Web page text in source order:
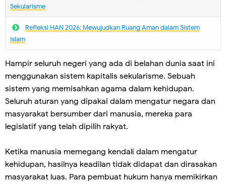
Sekularisme
Refleksi HAN 2026: Mewujudkan Ruang Aman dalam Sistem
Islam
Hampir seluruh negeri yang ada di belahan dunia saat ini
menggunakan sistem kapitalis sekularisme. Sebuah
sistem yang memisahkan agama dalam kehidupan.
Seluruh aturan yang dipakai dalam mengatur negara dan
masyarakat bersumber dari manusia, mereka para
legislatif yang telah dipilih rakyat.
Ketika manusia memegang kendali dalam mengatur
kehidupan, hasilnya keadilan tidak didapat dan dirasakan
masyarakat luas. Para pembuat hukum hanya memikirkan